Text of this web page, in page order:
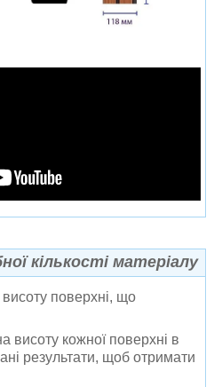
кількості матеріалу
поверхні, що
кожної поверхні в
результати, щоб отримати